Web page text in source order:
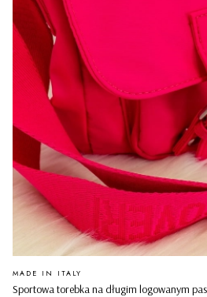
Sportowa torebka na długim logowanym
PRODUCENT
MADE IN ITALY